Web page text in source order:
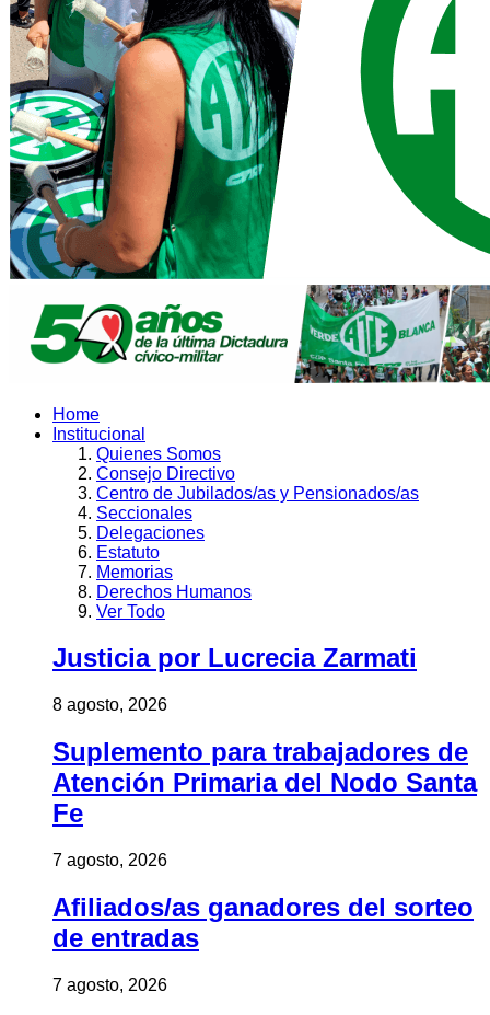
Home
Institucional
Quienes Somos
Consejo Directivo
Centro de Jubilados/as y Pensionados/as
Seccionales
Delegaciones
Estatuto
Memorias
Derechos Humanos
Ver Todo
Justicia por Lucrecia Zarmati
8 agosto, 2026
Suplemento para trabajadores de
Atención Primaria del Nodo Santa
Fe
7 agosto, 2026
Afiliados/as ganadores del sorteo
de entradas
7 agosto, 2026